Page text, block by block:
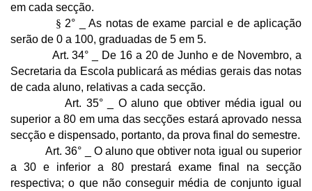
em cada secção.
§ 2° ­_ As notas de exame parcial e de aplicação
serão de 0 a 100, graduadas de 5 em 5.
Art. 34° _ De 16 a 20 de Junho e de Novembro, a
Secretaria da Escola publicará as médias gerais das notas
de cada aluno, relativas a cada secção.
Art. 35° _ O aluno que obtiver média igual ou
superior a 80 em uma das secções estará aprovado nessa
secção e dispensado, portanto, da prova final do semestre.
Art. 36° _ O aluno que obtiver nota igual ou superior
a 30 e inferior a 80 prestará exame final na secção
respectiva; o que não conseguir média de conjunto igual